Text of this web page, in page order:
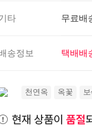
타 무료배
송정보 택배배
천연옥 옥꽃 보